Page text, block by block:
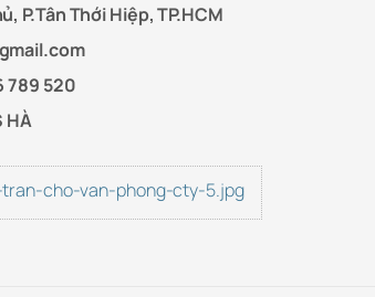
P.Tân Thới Hiệp, TP.HCM
789 520
HÀ
cho-van-phong-cty-5.jpg